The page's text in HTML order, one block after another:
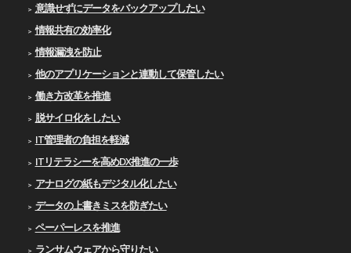
意識せずにデータをバックアップしたい
情報共有の効率化
情報漏洩を防止
他のアプリケーションと連動して保管したい
働き方改革を推進
脱サイロ化をしたい
IT管理者の負担を軽減
ITリテラシーを高めDX推進の一歩
アナログの紙もデジタル化したい
データの上書きミスを防ぎたい
ペーパーレスを推進
ランサムウェアから守りたい